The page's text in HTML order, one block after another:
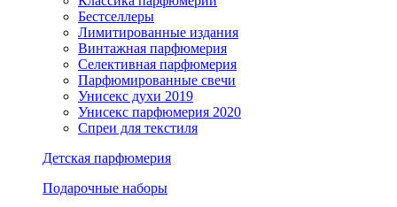
Бестселлеры
Лимитированные издания
Винтажная парфюмерия
Селективная парфюмерия
Парфюмированные свечи
Унисекс духи 2019
Унисекс парфюмерия 2020
Спреи для текстиля
Детская парфюмерия
Подарочные наборы